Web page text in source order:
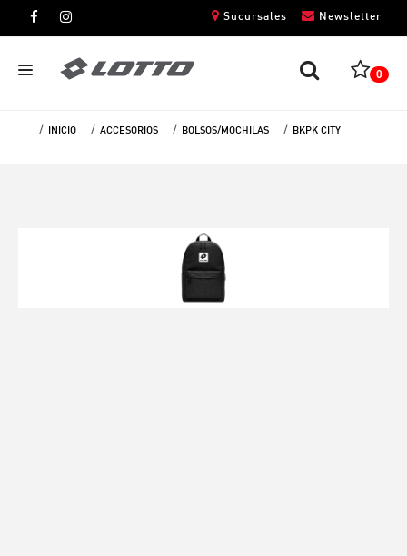
Newsletter
Sucursales
0
INICIO ACCESORIOS BOLSOS/MOCHILAS BKPK CITY